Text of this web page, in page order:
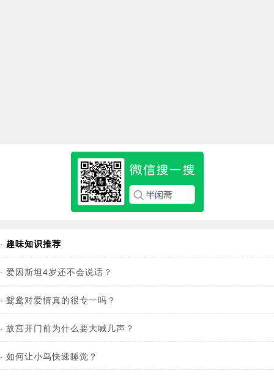
· 趣味知识推荐
· 爱因斯坦4岁还不会说话？
· 鸳鸯对爱情真的很专一吗？
· 故宫开门前为什么要大喊几声？
· 如何让小鸟快速睡觉？